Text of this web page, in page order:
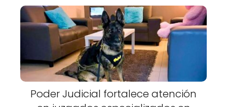
Poder Judicial fortalece atención